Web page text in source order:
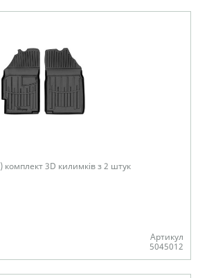
3D килимків з 2 штук
Артикул
5045012